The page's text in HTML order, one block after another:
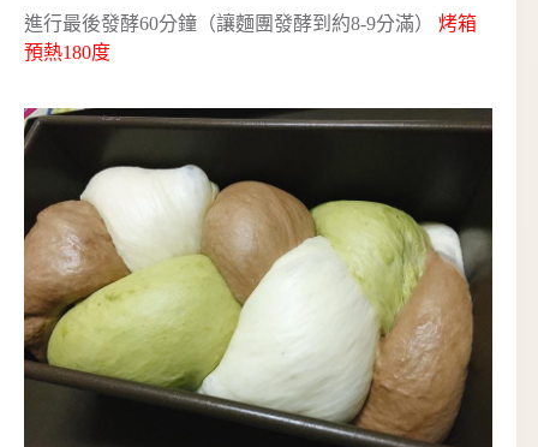
進行最後發酵60分鐘（讓麵團發酵到約8-9分滿）
烤箱
預熱180度